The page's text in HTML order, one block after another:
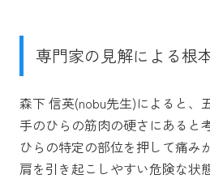
専門家の見解による根
森下 信英(nobu先生)によると、
手のひらの筋肉の硬さにあると
ひらの特定の部位を押して痛み
肩を引き起こしやすい危険な状